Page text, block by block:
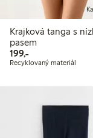
Krajková tanga s
pasem
199,-199,00 Kč
Recyklovaný materiál